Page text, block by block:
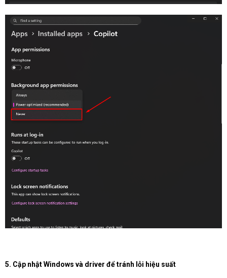
5. Cập nhật Windows và driver để tránh lỗi hiệu suất